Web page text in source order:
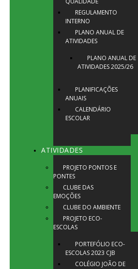
REGULAMENTO
INTERNO
PLANO ANUAL DE
ATIVIDADES
PLANO ANUAL DE
ATIVIDADES 2025/26
PLANIFICAÇÕES
ANUAIS
CALENDÁRIO
ESCOLAR
ATIVIDADES
PROJETO PONTOS E
PONTES
CLUBE DAS
EMOÇÕES
CLUBE DO AMBIENTE
PROJETO ECO-
ESCOLAS
PORTEFÓLIO ECO-
ESCOLAS 2023 CJB
COLÉGIO JOÃO DE